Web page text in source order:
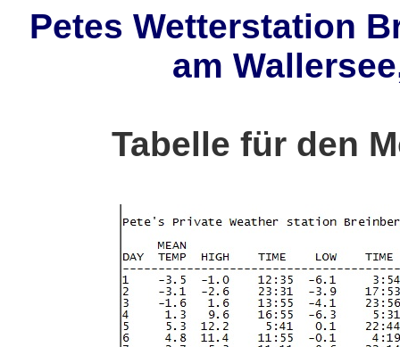
Petes Wetterstation
am
Tabelle für den